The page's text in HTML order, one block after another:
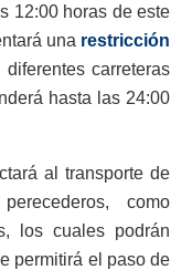
12:00 horas de este
una restricción
carreteras
hasta las 24:00
al transporte de
como
los cuales podrán
permitirá el paso de